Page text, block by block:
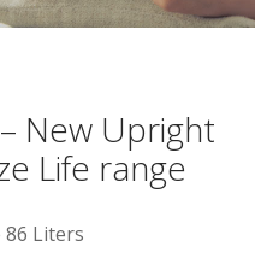
New Upright
Life range
86 Liters